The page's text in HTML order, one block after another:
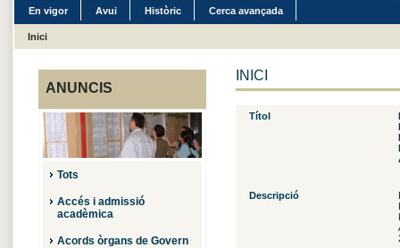
En vigor Avui Històric Cerca avançada
Inici
ANUNCIS
Tots
Accés i admissió
acadèmica
Acords òrgans de Govern
INICI
Títol
Descripció